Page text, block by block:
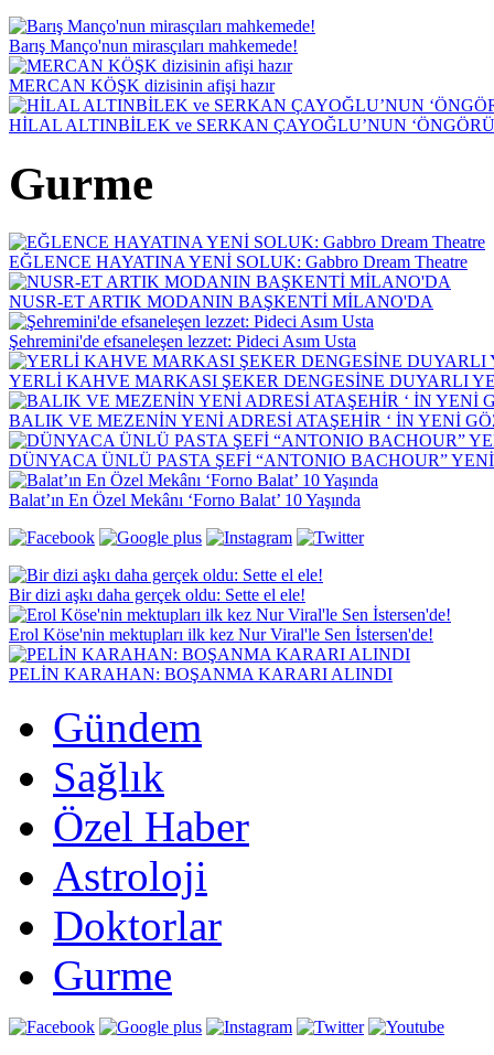
Barış Manço'nun mirasçıları mahkemede!
MERCAN KÖŞK dizisinin afişi hazır
HİLAL ALTINBİLEK ve SERKAN ÇAYOĞLU’NUN
Gurme
EĞLENCE HAYATINA YENİ SOLUK: Gabbro Dream Theatre
NUSR-ET ARTIK MODANIN BAŞKENTİ MİLANO'DA
Şehremini'de efsaneleşen lezzet: Pideci Asım Usta
YERLİ KAHVE MARKASI ŞEKER DENGESİNE DUYARLI
BALIK VE MEZENİN YENİ ADRESİ ATAŞEHİR ‘ İN YENİ
DÜNYACA ÜNLÜ PASTA ŞEFİ “ANTONIO BACHOUR”
Balat’ın En Özel Mekânı ‘Forno Balat’ 10 Yaşında
Bir dizi aşkı daha gerçek oldu: Sette el ele!
Erol Köse'nin mektupları ilk kez Nur Viral'le Sen İstersen'de!
PELİN KARAHAN: BOŞANMA KARARI ALINDI
Gündem
Sağlık
Özel Haber
Astroloji
Doktorlar
Gurme